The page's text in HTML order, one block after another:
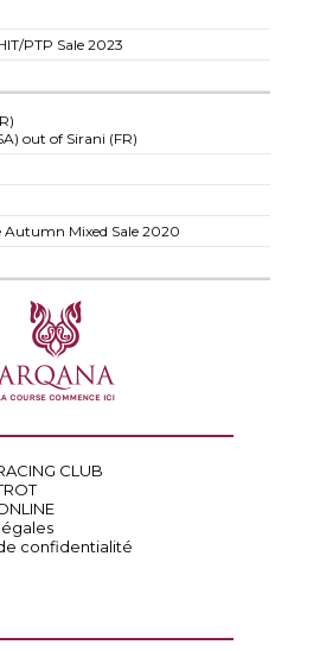
PTP Sale 2023
out of Sirani (FR)
Autumn Mixed Sale 2020
CLUB
confidentialité